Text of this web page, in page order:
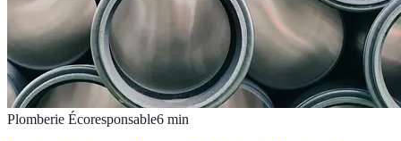
Plomberie Écoresponsable6 min